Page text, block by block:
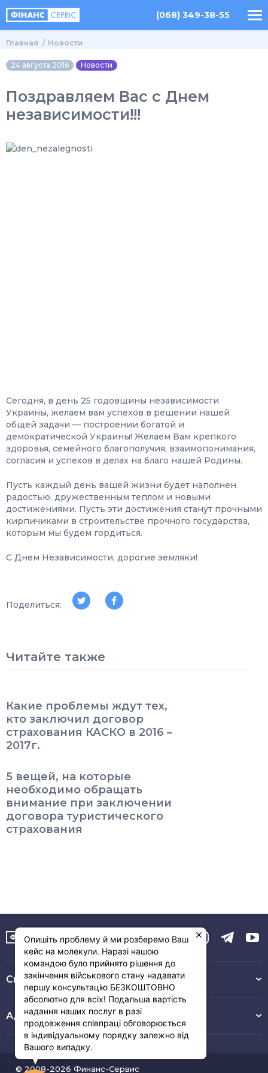
(068) 349-38-55
Главная Новости
24 августа 2016 Новости
Поздравляем Вас с Днем
независимости!!!
Сегодня, в день 25 годовщины независимости
Украины, желаем вам успехов в решении нашей
общей задачи — построении богатой и
демократической Украины! Желаем Вам крепкого
здоровья, семейного благополучия, взаимопонимания,
согласия и успехов в делах на благо нашей Родины.
Пусть каждый день вашей жизни будет наполнен
радостью, дружественным теплом и новыми
достижениями. Пусть эти достижения станут прочными
кирпичиками в строительстве прочного государства,
которым мы будем гордиться.
С Днем Независимости, дорогие земляки!
Поделиться:
Читайте также
Какие проблемы ждут тех,
кто заключил договор
страхования КАСКО в 2016 –
2017г.
5 вещей, на которые
необходимо обращать
внимание при заключении
договора туристического
страхования
Связь с нами :
Адрес
© 2008-2026 Финанс-Сервис
Опишіть проблему й ми розберемо Ваш
кейс на молекули. Наразі нашою
командою було прийнято рішення до
закінчення військового стану надавати
першу консультацію БЕЗКОШТОВНО
абсолютно для всіх! Подальша вартість
надання наших послуг в разі
продовження співпраці обговорюється
в індивідуальному порядку залежно від
Вашого випадку.